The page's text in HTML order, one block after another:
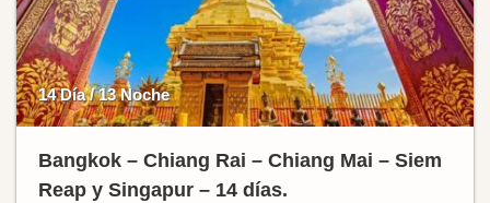
14 Día / 13 Noche
Bangkok – Chiang Rai – Chiang Mai – Siem
Reap y Singapur – 14 días.